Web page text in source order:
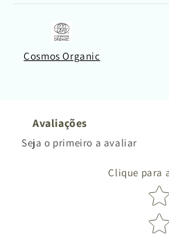
Cosmos Organic
Avaliações
Seja o primeiro a avaliar
Clique para
Star